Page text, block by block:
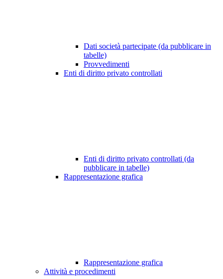
Dati società partecipate (da pubblicare in
tabelle)
Provvedimenti
Enti di diritto privato controllati
Enti di diritto privato controllati (da
pubblicare in tabelle)
Rappresentazione grafica
Rappresentazione grafica
Attività e procedimenti